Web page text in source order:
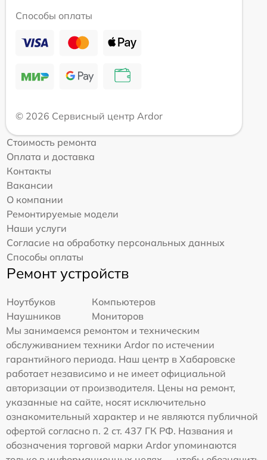
Способы оплаты
© 2026 Сервисный центр Ardor
Стоимость ремонта
Оплата и доставка
Контакты
Вакансии
О компании
Ремонтируемые модели
Наши услуги
Согласие на обработку персональных данных
Способы оплаты
Ремонт устройств
Ноутбуков
Компьютеров
Наушников
Мониторов
Мы занимаемся ремонтом и техническим
обслуживанием техники Ardor по истечении
гарантийного периода. Наш центр в Хабаровске
работает независимо и не имеет официальной
авторизации от производителя. Цены на ремонт,
указанные на сайте, носят исключительно
ознакомительный характер и не являются публичной
офертой согласно п. 2 ст. 437 ГК РФ. Названия и
обозначения торговой марки Ardor упоминаются